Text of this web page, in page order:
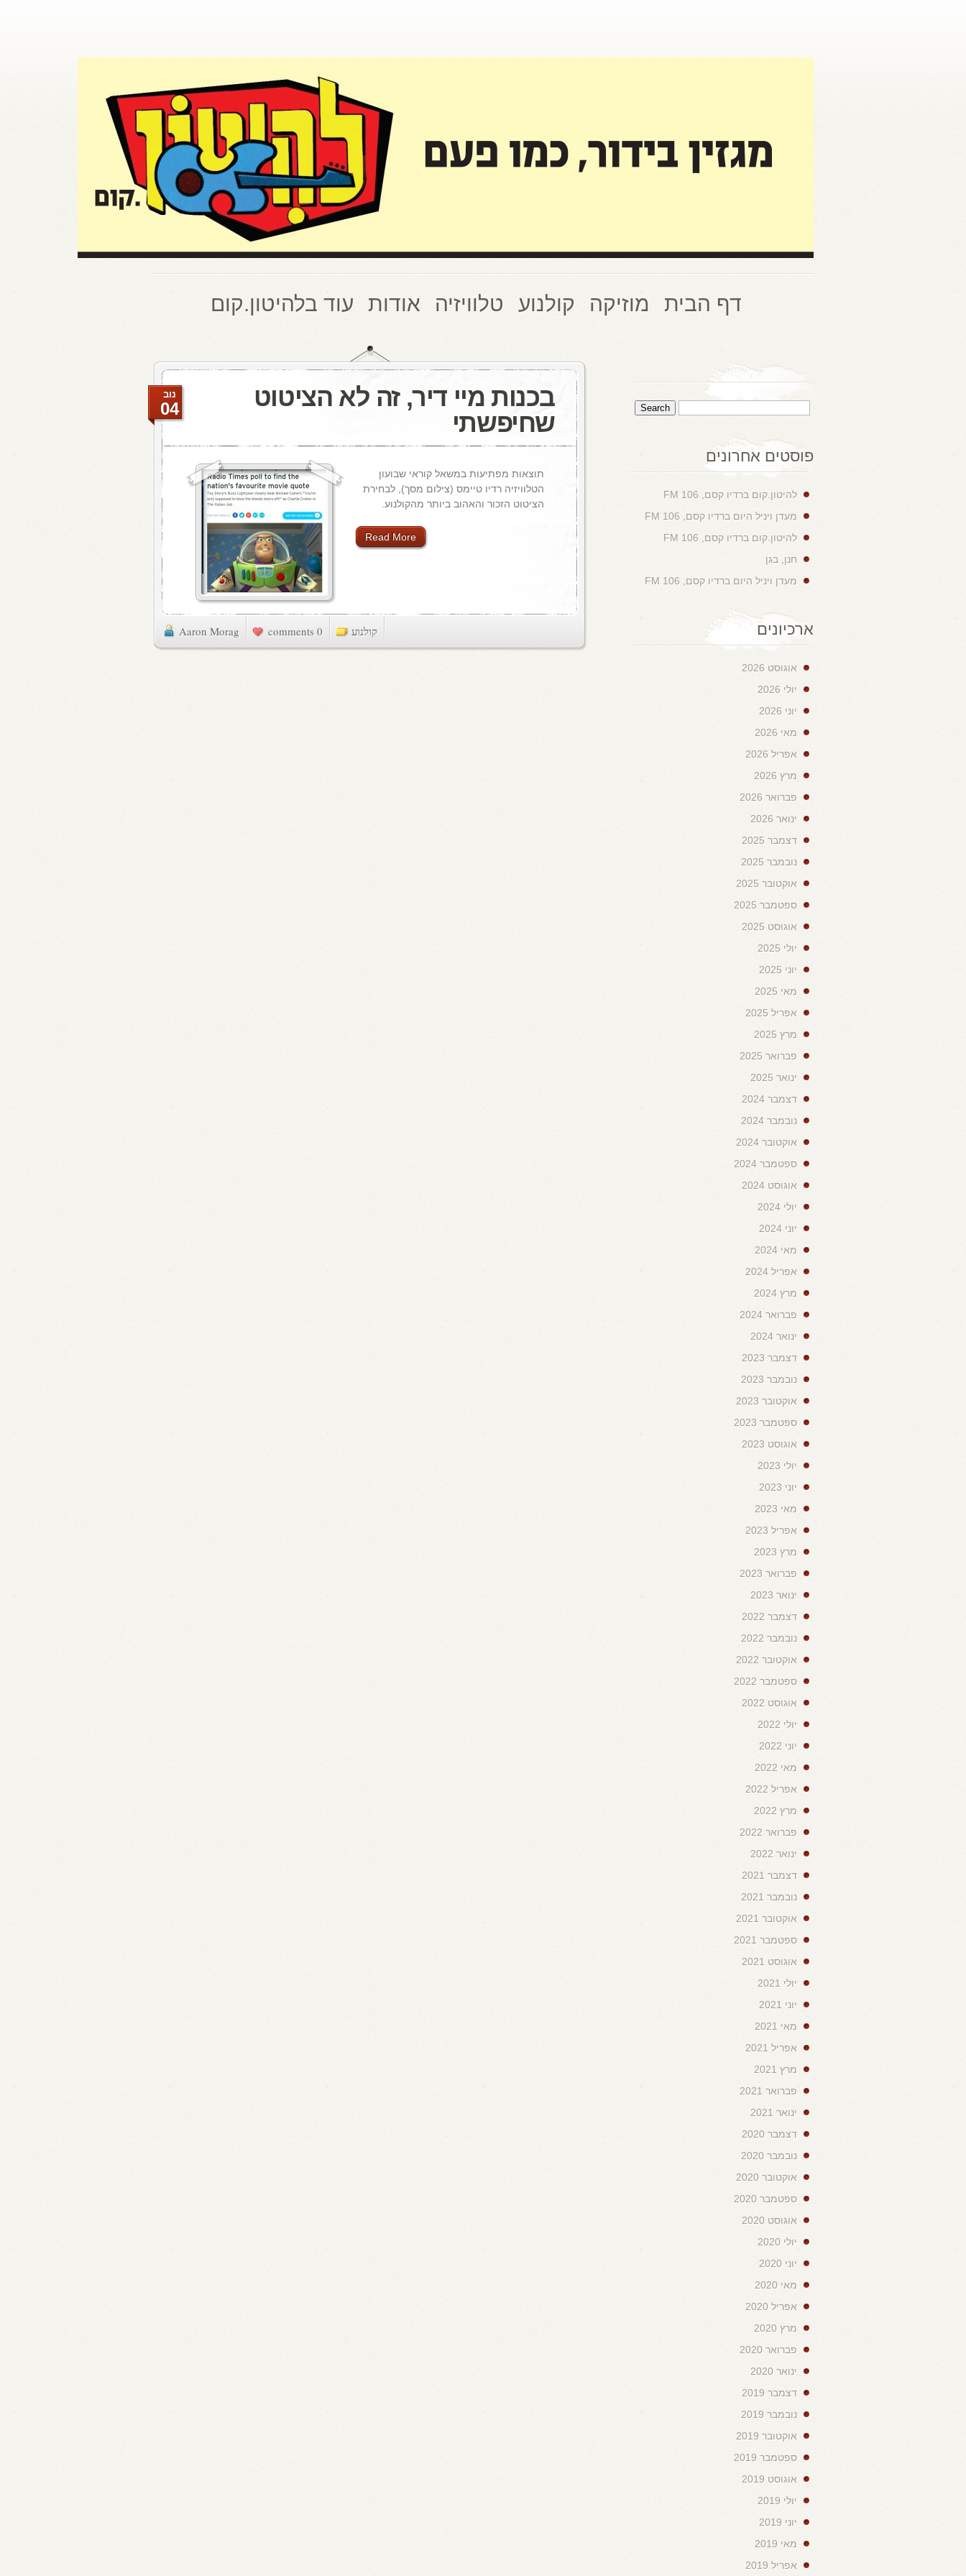
דף הבית מוזיקה קולנוע טלוויזיה אודות עוד בלהיטון.קום
בכנות מיי דיר, זה לא הציטוט
שחיפשתי
נוב
04
תוצאות מפתיעות במשאל קוראי שבועון
הטלוויזיה רדיו טיימס (צילום מסך), לבחירת
הציטוט הזכור והאהוב ביותר מהקולנוע.
Read More
Aaron Morag 0 comments קולנוע
פוסטים אחרונים
להיטון.קום ברדיו קסם, 106 FM
מעדן ויניל היום ברדיו קסם, 106 FM
להיטון.קום ברדיו קסם, 106 FM
חנן, בגן
מעדן ויניל היום ברדיו קסם, 106 FM
ארכיונים
אוגוסט 2026
יולי 2026
יוני 2026
מאי 2026
אפריל 2026
מרץ 2026
פברואר 2026
ינואר 2026
דצמבר 2025
נובמבר 2025
אוקטובר 2025
ספטמבר 2025
אוגוסט 2025
יולי 2025
יוני 2025
מאי 2025
אפריל 2025
מרץ 2025
פברואר 2025
ינואר 2025
דצמבר 2024
נובמבר 2024
אוקטובר 2024
ספטמבר 2024
אוגוסט 2024
יולי 2024
יוני 2024
מאי 2024
אפריל 2024
מרץ 2024
פברואר 2024
ינואר 2024
דצמבר 2023
נובמבר 2023
אוקטובר 2023
ספטמבר 2023
אוגוסט 2023
יולי 2023
יוני 2023
מאי 2023
אפריל 2023
מרץ 2023
פברואר 2023
ינואר 2023
דצמבר 2022
נובמבר 2022
אוקטובר 2022
ספטמבר 2022
אוגוסט 2022
יולי 2022
יוני 2022
מאי 2022
אפריל 2022
מרץ 2022
פברואר 2022
ינואר 2022
דצמבר 2021
נובמבר 2021
אוקטובר 2021
ספטמבר 2021
אוגוסט 2021
יולי 2021
יוני 2021
מאי 2021
אפריל 2021
מרץ 2021
פברואר 2021
ינואר 2021
דצמבר 2020
נובמבר 2020
אוקטובר 2020
ספטמבר 2020
אוגוסט 2020
יולי 2020
יוני 2020
מאי 2020
אפריל 2020
מרץ 2020
פברואר 2020
ינואר 2020
דצמבר 2019
נובמבר 2019
אוקטובר 2019
ספטמבר 2019
אוגוסט 2019
יולי 2019
יוני 2019
מאי 2019
אפריל 2019